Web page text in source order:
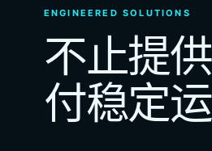
ENGINEERED SOLUTIONS
不止提
付稳定